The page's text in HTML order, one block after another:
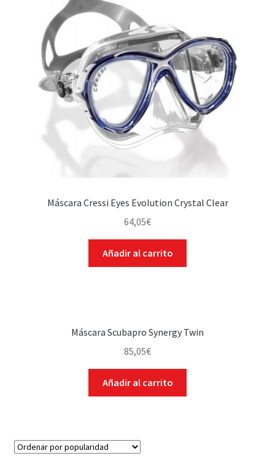
WEB YOBUCEO
Máscara Cressi Eyes Evolution Crystal Clear
64,05€
Añadir al carrito
Máscara Scubapro Synergy Twin
85,05€
Añadir al carrito